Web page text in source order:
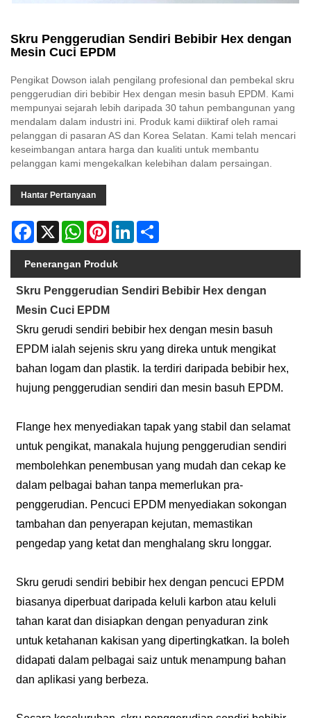
Skru Penggerudian Sendiri Bebibir Hex dengan
Mesin Cuci EPDM
Pengikat Dowson ialah pengilang profesional dan pembekal skru
penggerudian diri bebibir Hex dengan mesin basuh EPDM. Kami
mempunyai sejarah lebih daripada 30 tahun pembangunan yang
mendalam dalam industri ini. Produk kami diiktiraf oleh ramai
pelanggan di pasaran AS dan Korea Selatan. Kami telah mencari
keseimbangan antara harga dan kualiti untuk membantu
pelanggan kami mengekalkan kelebihan dalam persaingan.
Hantar Pertanyaan
Facebook
X WhatsAppPinterestLinkedIn
Penerangan Produk
Skru Penggerudian Sendiri Bebibir Hex dengan
Mesin Cuci EPDM
Skru gerudi sendiri bebibir hex dengan mesin basuh
EPDM ialah sejenis skru yang direka untuk mengikat
bahan logam dan plastik. Ia terdiri daripada bebibir hex,
hujung penggerudian sendiri dan mesin basuh EPDM.
Flange hex menyediakan tapak yang stabil dan selamat
untuk pengikat, manakala hujung penggerudian sendiri
membolehkan penembusan yang mudah dan cekap ke
dalam pelbagai bahan tanpa memerlukan pra-
penggerudian. Pencuci EPDM menyediakan sokongan
tambahan dan penyerapan kejutan, memastikan
pengedap yang ketat dan menghalang skru longgar.
Skru gerudi sendiri bebibir hex dengan pencuci EPDM
biasanya diperbuat daripada keluli karbon atau keluli
tahan karat dan disiapkan dengan penyaduran zink
untuk ketahanan kakisan yang dipertingkatkan. Ia boleh
didapati dalam pelbagai saiz untuk menampung bahan
dan aplikasi yang berbeza.